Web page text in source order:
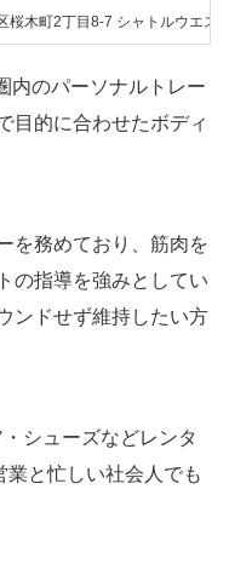
桜木町2丁目8-7 シャトルウエス
内のパーソナルトレー
目的に合わせたボディ
を務めており、筋肉を
の指導を強みとしてい
ンドせず維持したい方
シューズなどレンタ
業と忙しい社会人でも